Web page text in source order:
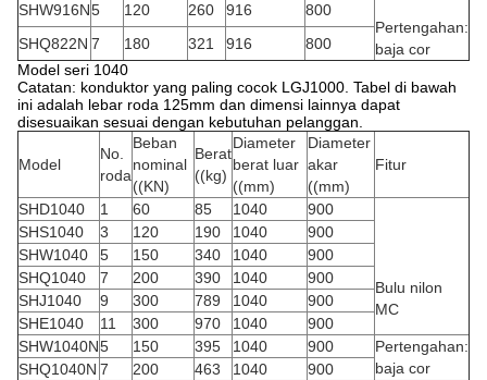
SHW916N5 120 260 916
800
Pertengahan:
baja cor
SHQ822N 7 180 321 916
800
Model seri 1040
Catatan: konduktor yang paling cocok LGJ1000. Tabel di bawah
ini adalah lebar roda 125mm dan dimensi lainnya dapat
disesuaikan sesuai dengan kebutuhan pelanggan.
Model
No.
roda
Beban
nominal
((KN)
Berat
((kg)
Diameter
berat luar
((mm)
Diameter
akar
((mm)
Fitur
SHD1040 1 60 85 1040 900
Bulu nilon
MC
SHS1040 3 120 190 1040
900
SHW1040
5 150 340 1040
900
SHQ1040
7 200 390 1040
900
SHJ1040
9 300 789 1040
900
SHE1040
11 300 970 1040
900
SHW1040N5 150 395 1040 900
Pertengahan:
baja cor
SHQ1040N 7 200 463 1040
900